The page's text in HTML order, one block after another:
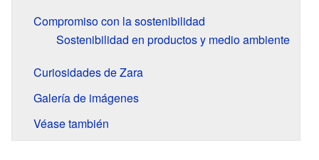
Compromiso con la sostenibilidad
Sostenibilidad en productos y medio ambiente
Curiosidades de Zara
Galería de imágenes
Véase también